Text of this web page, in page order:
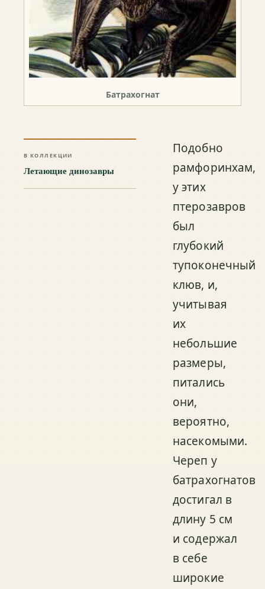
Батрахогнат
В КОЛЛЕКЦИИ
Летающие динозавры
Подобно
рамфоринхам,
у этих
птерозавров
был
глубокий
тупоконечный
клюв, и,
учитывая
их
небольшие
размеры,
питались
они,
вероятно,
насекомыми.
Череп у
батрахогнатов
достигал в
длину 5 см
и содержал
в себе
широкие